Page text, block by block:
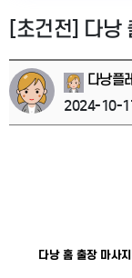
[초건전] 다낭
다낭플
2024-10-
다낭 홈 출장 마사